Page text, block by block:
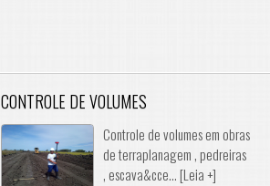
CONTROLE DE VOLUMES
Controle de volumes em obras
de terraplanagem , pedreiras
, escava&cce... [Leia +]